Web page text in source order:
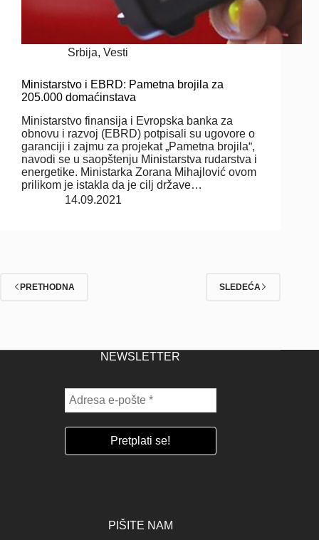
Srbija,Vesti
Ministarstvo i EBRD: Pametna brojila za
205.000 domaćinstava
Ministarstvo finansija i Evropska banka za
obnovu i razvoj (EBRD) potpisali su ugovore o
garanciji i zajmu za projekat „Pametna brojila“,
navodi se u saopštenju Ministarstva rudarstva i
energetike. Ministarka Zorana Mihajlović ovom
prilikom je istakla da je cilj države…
14.09.2021
PRETHODNA SLEDEĆA
NEWSLETTER
PIŠITE NAM